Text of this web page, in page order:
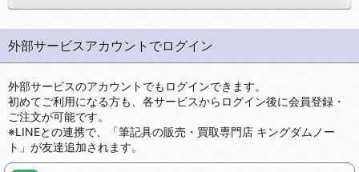
外部サービスアカウントでログイン
外部サービスのアカウントでもログインできます。
初めてご利用になる方も、各サービスからログイン後に会員登録・
ご注文が可能です。
※LINEとの連携で、「筆記具の販売・買取専門店 キングダムノー
ト」が友達追加されます。